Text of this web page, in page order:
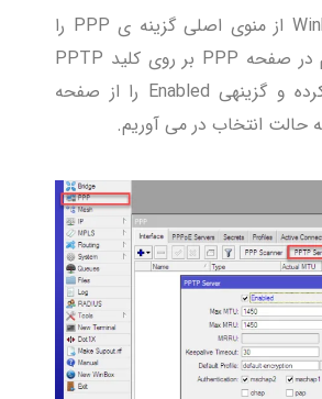
در نرم افزار Winbox از منوی اصلی گزینه ی PPP را
انتخاب می کنیم در صفحه PPP بر روی کلید PPTP
Server کلیلک کرده و گزینهی Enabled را از صفحه